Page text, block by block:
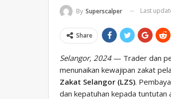
By Superscalper Last
Share
Selangor, 2024— Trader dan
menunaikan kewajipan zakat
Zakat Selangor (LZS).
dan kepatuhan kepada tuntutan